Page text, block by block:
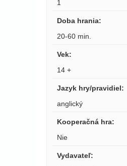
1
Doba hrania:
20-60 min.
Vek:
14 +
Jazyk hry/pravidiel:
anglický
Kooperačná hra:
Nie
Vydavateľ: